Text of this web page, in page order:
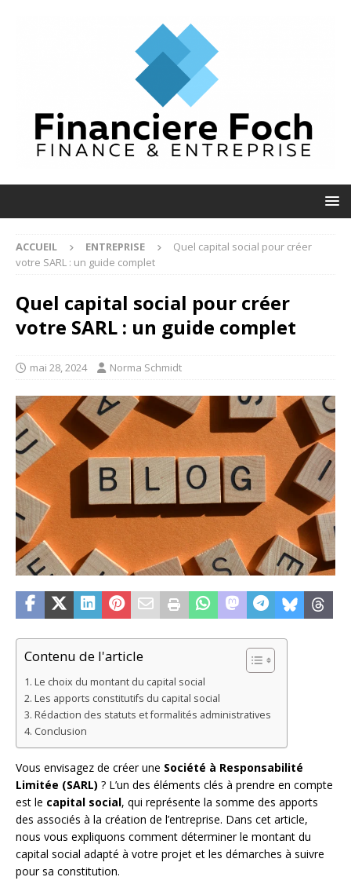
ACCUEIL ENTREPRISE
Quel capital social pour créer
votre SARL : un guide complet
Quel capital social pour créer
votre SARL : un guide complet
mai 28, 2024 Norma Schmidt
Contenu de l'article
Le choix du montant du capital social
Les apports constitutifs du capital social
Rédaction des statuts et formalités administratives
Conclusion
Vous envisagez de créer une Société à Responsabilité
Limitée (SARL) ? L’un des éléments clés à prendre en compte
est le capital social, qui représente la somme des apports
des associés à la création de l’entreprise. Dans cet article,
nous vous expliquons comment déterminer le montant du
capital social adapté à votre projet et les démarches à suivre
pour sa constitution.